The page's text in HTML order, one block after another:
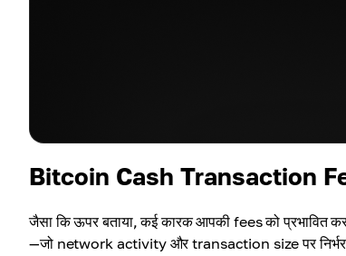
Bitcoin Cash Transaction
जैसा कि ऊपर बताया, कई कारक आपकी fees को
—जो network activity और transaction size पर निर्भर